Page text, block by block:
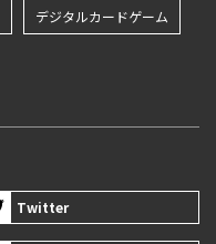
デジタルカードゲーム
Twitter